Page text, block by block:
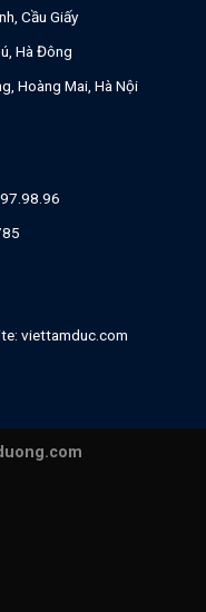
Cầu Giấy
Hà Đông
Hoàng Mai, Hà Nội
viettamduc.com